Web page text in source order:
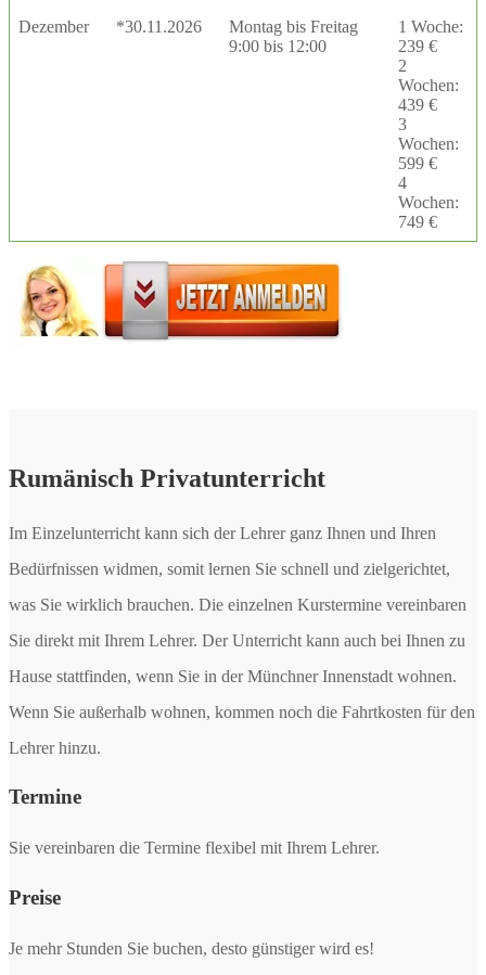
Dezember
*30.11.2026
Montag bis Freitag
9:00 bis 12:00
1 Woche:
239 €
2
Wochen:
439 €
3
Wochen:
599 €
4
Wochen:
749 €
Rumänisch Privatunterricht
Im Einzelunterricht kann sich der Lehrer ganz Ihnen und Ihren
Bedürfnissen widmen, somit lernen Sie schnell und zielgerichtet,
was Sie wirklich brauchen. Die einzelnen Kurstermine vereinbaren
Sie direkt mit Ihrem Lehrer. Der Unterricht kann auch bei Ihnen zu
Hause stattfinden, wenn Sie in der Münchner Innenstadt wohnen.
Wenn Sie außerhalb wohnen, kommen noch die Fahrtkosten für den
Lehrer hinzu.
Termine
Sie vereinbaren die Termine flexibel mit Ihrem Lehrer.
Preise
Je mehr Stunden Sie buchen, desto günstiger wird es!